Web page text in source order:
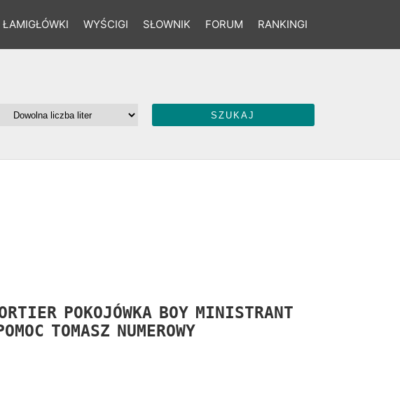
ŁAMIGŁÓWKI WYŚCIGI SŁOWNIK FORUM RANKINGI
POKOJÓWKA BOY MINISTRANT
TOMASZ NUMEROWY